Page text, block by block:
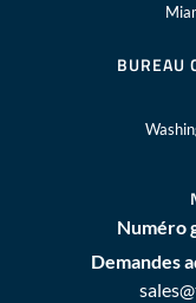
BUREAU
Numéro
Demandes